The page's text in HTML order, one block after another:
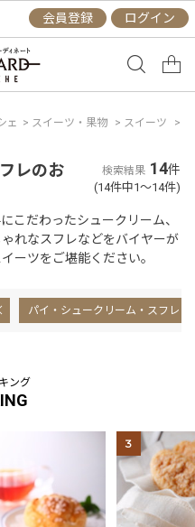
会員登録 ログイン
ェ > スイーツ・果物 > スイーツ
>
レのお
検索結果 14件
(14件中1～14件)
こだわったシュークリーム、
れなスフレなどをバイヤーが
ーツをご堪能ください。
パイ・シュークリーム・スフレ
ング
3